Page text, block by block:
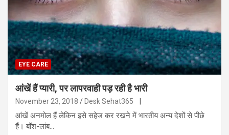
EYE CARE
आंखें हैं प्यारी, पर लापरवाही पड़ रही है भारी
November 23, 2018 Desk Sehat365
आंखें अनमोल हैं लेकिन इसे सहेज कर रखने में भारतीय अन्य देशों से पीछे
हैं। बॉश-लांब…